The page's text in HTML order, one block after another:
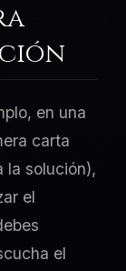
en una
carta
la solución),
el
el